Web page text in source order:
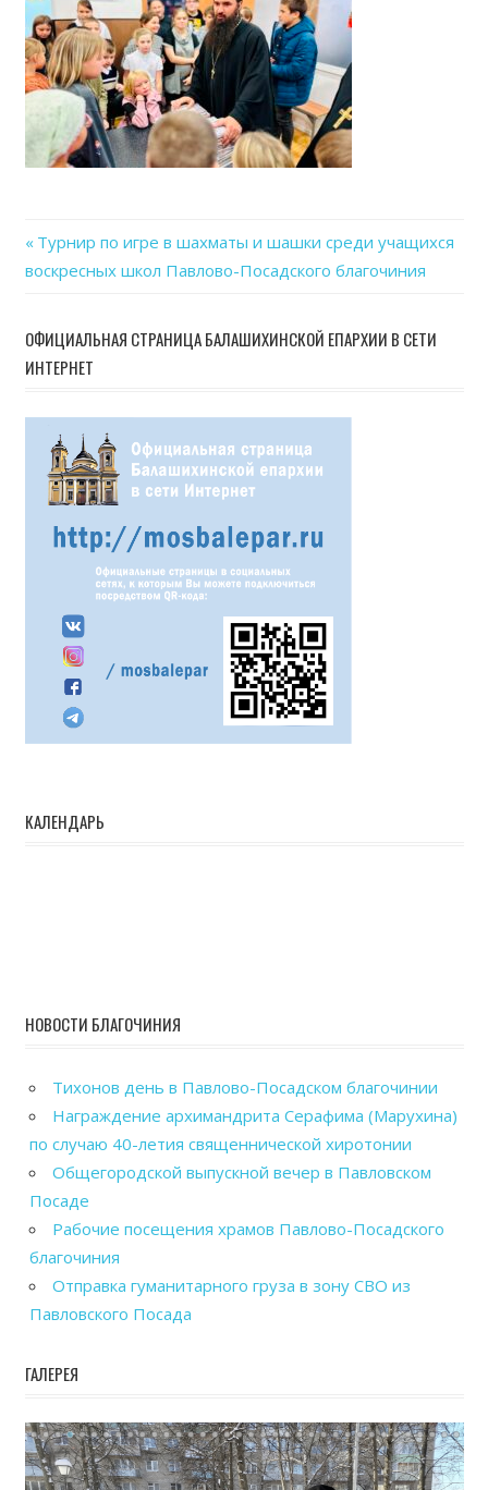
Навигация
записям
Previous
Post:
Турнир по игре в шахматы и шашки среди учащихся
воскресных школ Павлово-Посадского благочиния
ОФИЦИАЛЬНАЯ СТРАНИЦА БАЛАШИХИНСКОЙ ЕПАРХИИ В СЕТИ
ИНТЕРНЕТ
КАЛЕНДАРЬ
НОВОСТИ БЛАГОЧИНИЯ
Тихонов день в Павлово-Посадском благочинии
Награждение архимандрита Серафима (Марухина)
по случаю 40-летия священнической хиротонии
Общегородской выпускной вечер в Павловском
Посаде
Рабочие посещения храмов Павлово-Посадского
благочиния
Отправка гуманитарного груза в зону СВО из
Павловского Посада
ГАЛЕРЕЯ